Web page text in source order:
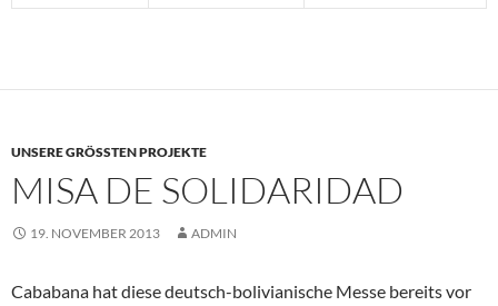
UNSERE GRÖSSTEN PROJEKTE
MISA DE SOLIDARIDAD
19. NOVEMBER 2013 ADMIN
Cababana hat diese deutsch-bolivianische Messe bereits vor